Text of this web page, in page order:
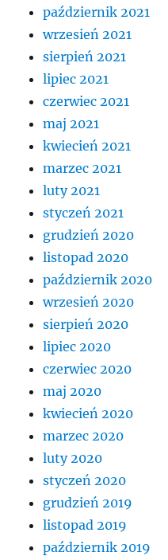
październik 2021
wrzesień 2021
sierpień 2021
lipiec 2021
czerwiec 2021
maj 2021
kwiecień 2021
marzec 2021
luty 2021
styczeń 2021
grudzień 2020
listopad 2020
październik 2020
wrzesień 2020
sierpień 2020
lipiec 2020
czerwiec 2020
maj 2020
kwiecień 2020
marzec 2020
luty 2020
styczeń 2020
grudzień 2019
listopad 2019
październik 2019